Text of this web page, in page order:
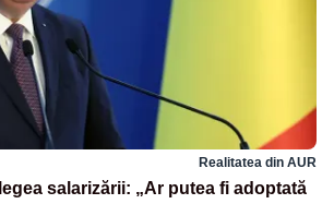
Realitatea din AUR
salarizării: „Ar putea fi adoptată